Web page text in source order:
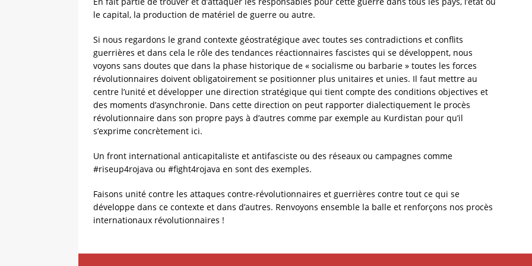
le capital, la production de matériel de guerre ou autre.
Si nous regardons le grand contexte géostratégique avec toutes ses contradictions et conflits
guerrières et dans cela le rôle des tendances réactionnaires fascistes qui se développent, nous
voyons sans doutes que dans la phase historique de « socialisme ou barbarie » toutes les forces
révolutionnaires doivent obligatoirement se positionner plus unitaires et unies. Il faut mettre au
centre l’unité et développer une direction stratégique qui tient compte des conditions objectives et
des moments d’asynchronie. Dans cette direction on peut rapporter dialectiquement le procès
révolutionnaire dans son propre pays à d’autres comme par exemple au Kurdistan pour qu’il
s’exprime concrètement ici.
Un front international anticapitaliste et antifasciste ou des réseaux ou campagnes comme
#riseup4rojava ou #fight4rojava en sont des exemples.
Faisons unité contre les attaques contre-révolutionnaires et guerrières contre tout ce qui se
développe dans ce contexte et dans d’autres. Renvoyons ensemble la balle et renforçons nos procès
internationaux révolutionnaires !